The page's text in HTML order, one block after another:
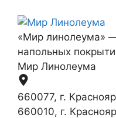
«Мир линолеума»
напольных
Мир Линолеума
660077, г.
660010, г.